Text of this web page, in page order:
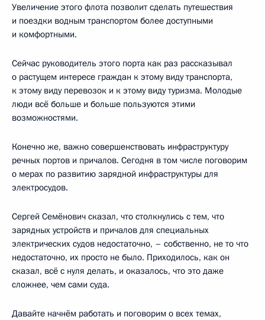
Увеличение этого флота позволит сделать путешествия
и поездки водным транспортом более доступными
и комфортными.
Сейчас руководитель этого порта как раз рассказывал
о растущем интересе граждан к этому виду транспорта,
к этому виду перевозок и к этому виду туризма. Молодые
люди всё больше и больше пользуются этими
возможностями.
Конечно же, важно совершенствовать инфраструктуру
речных портов и причалов. Сегодня в том числе поговорим
о мерах по развитию зарядной инфраструктуры для
электросудов.
Сергей Семёнович сказал, что столкнулись с тем, что
зарядных устройств и причалов для специальных
электрических судов недостаточно, – собственно, не то что
недостаточно, их просто не было. Приходилось, как он
сказал, всё с нуля делать, и оказалось, что это даже
сложнее, чем сами суда.
Давайте начнём работать и поговорим о всех темах,